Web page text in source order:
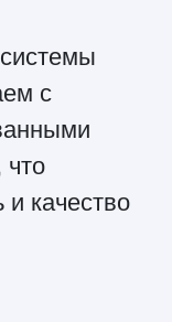
с
качество